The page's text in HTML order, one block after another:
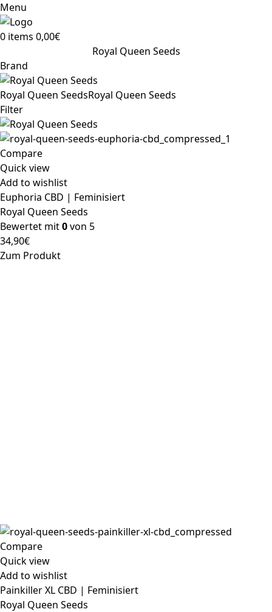
Menu
0 items 0,00€
Royal Queen Seeds
Brand
Royal Queen SeedsRoyal Queen Seeds
Filter
Compare
Quick view
Add to wishlist
Euphoria CBD | Feminisiert
Royal Queen Seeds
Bewertet mit0von 5
34,90€
Zum Produkt
Compare
Quick view
Add to wishlist
Painkiller XL CBD | Feminisiert
Royal Queen Seeds